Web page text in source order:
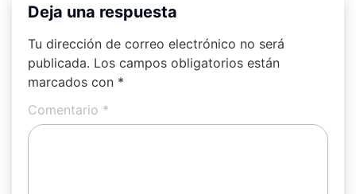
Deja una respuesta
Tu dirección de correo electrónico no será
publicada. Los campos obligatorios están
marcados con *
Comentario *